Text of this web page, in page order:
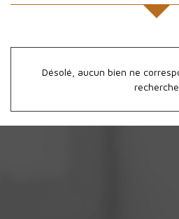
Désolé, aucun bien ne
recherche